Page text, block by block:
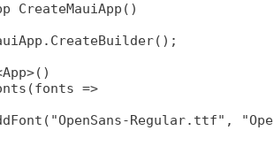
CreateMauiApp()
=>
Regular.ttf",